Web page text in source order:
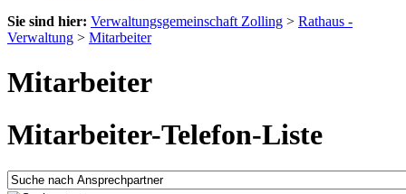
Sie sind hier: Verwaltungsgemeinschaft Zolling > Rathaus -
Verwaltung > Mitarbeiter
Mitarbeiter
Mitarbeiter-Telefon-Liste